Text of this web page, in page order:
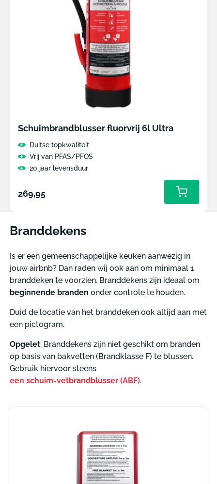
Schuimbrandblusser fluorvrij 6l Ultra
Duitse topkwaliteit
Vrij van PFAS/PFOS
20 jaar levensduur
Normale
269,95
Branddekens
Is er een gemeenschappelijke keuken aanwezig in
jouw airbnb? Dan raden wij ook aan om minimaal 1
branddeken te voorzien. Branddekens zijn ideaal om
beginnende branden onder controle te houden.
Duid de locatie van het branddeken ook altijd aan met
een pictogram.
Opgelet: Branddekens zijn niet geschikt om branden
op basis van bakvetten (Brandklasse F) te blussen.
Gebruik hiervoor steens
een schuim-vetbrandblusser (ABF).